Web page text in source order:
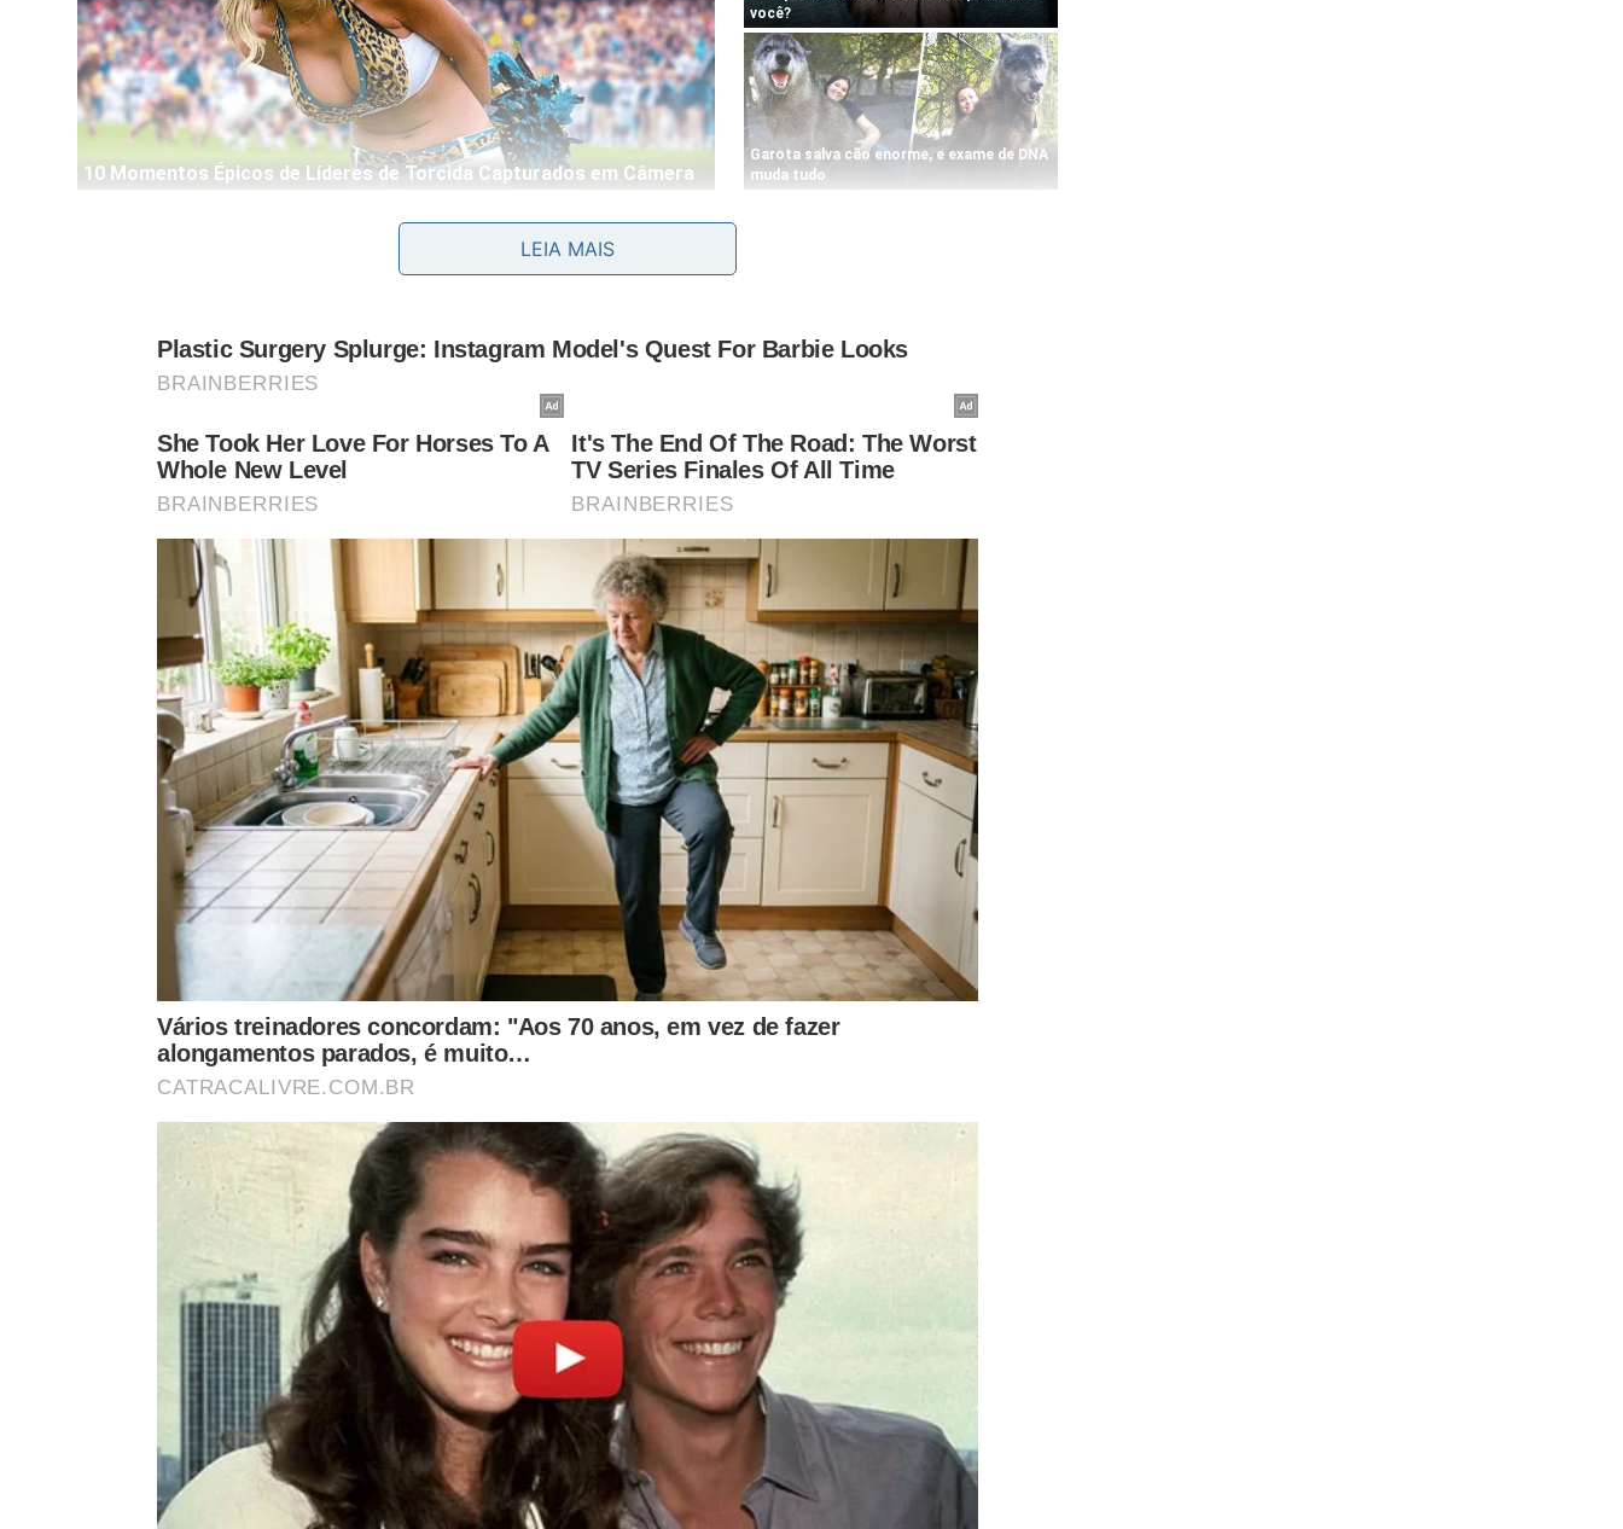
O grande perigo ocorre quando o líquido escorre para a base central, desregulando os níveis ideais de
ambiente. O apodrecimento silencioso dessaregião
Para compreender visualmente as técnicas práticas de cultivo e nutrição corretas, assista ao conteúdo
completo disponível nocanal Minhas Plantas do YouTube :
Qual é o papel do substrato na ventilação interna?
A escolha correta dos materiais decorativos que preenchem o recipiente determina diretamente o sucesso
da drenagem residencial. Misturas compactas impedem acirculaçãodo ar nas raízes
aéreas, sufocando
as bases e criando condições propícias para proliferação de fungos nocivos.
LEIA MAIS